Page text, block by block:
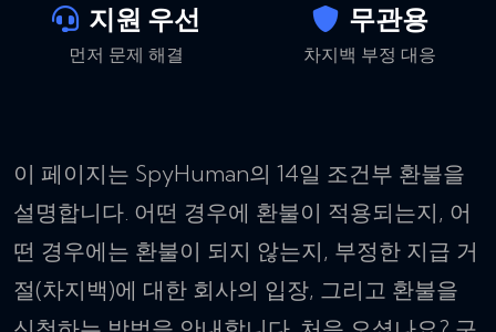
지원 우선
먼저 문제 해결
무관용
차지백 부정 대응
이 페이지는 SpyHuman의 14일 조건부 환불을
설명합니다. 어떤 경우에 환불이 적용되는지, 어
떤 경우에는 환불이 되지 않는지, 부정한 지급 거
절(차지백)에 대한 회사의 입장, 그리고 환불을